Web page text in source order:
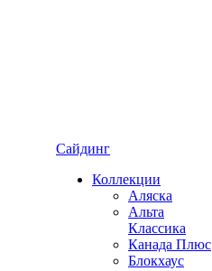
Сайдинг
Коллекции
Аляска
Альта
Классика
Канада Плюс
Блокхаус